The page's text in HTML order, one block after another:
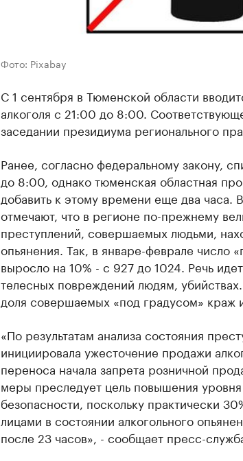
Фото: Pixabay
С 1 сентября в Тюменской области
алкоголя с 21:00 до 8:00.
заседании президиума регионального
Ранее, согласно федеральному закону,
до 8:00, однако тюменская областная
добавить к этому времени еще два часа.
отмечают, что в регионе по-прежнему
преступлений, совершаемых людьми,
опьянения. Так, в январе-феврале число
выросло на 10% - с 927 до 1024. Речь
телесных повреждений людям,
доля совершаемых «под градусом» краж
«По результатам анализа состояния
инициировала ужесточение продажи
переноса начала запрета розничной
меры преследует цель повышения
безопасности, поскольку практически
лицами в состоянии алкогольного
после 23 часов», - сообщает пресс-